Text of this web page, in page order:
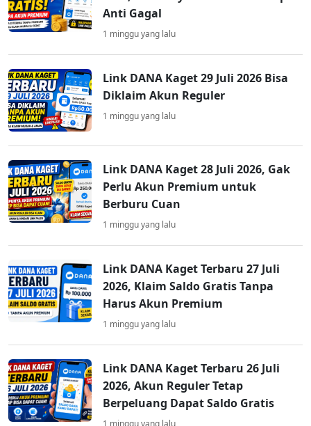
Anti Gagal
1 minggu yang lalu
Link DANA Kaget 29 Juli 2026 Bisa
Diklaim Akun Reguler
1 minggu yang lalu
Link DANA Kaget 28 Juli 2026, Gak
Perlu Akun Premium untuk
Berburu Cuan
1 minggu yang lalu
Link DANA Kaget Terbaru 27 Juli
2026, Klaim Saldo Gratis Tanpa
Harus Akun Premium
1 minggu yang lalu
Link DANA Kaget Terbaru 26 Juli
2026, Akun Reguler Tetap
Berpeluang Dapat Saldo Gratis